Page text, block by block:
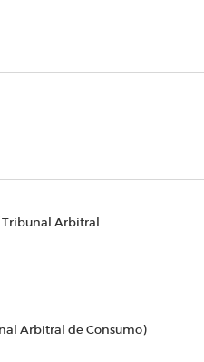
Tribunal Arbitral
Arbitral de Consumo)